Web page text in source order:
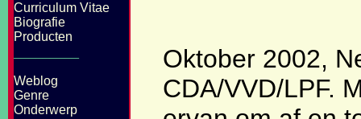
Curriculum Vitae
Biografie
Producten
Weblog
Genre
Onderwerp
Oktober 2002,
CDA/VVD/LPF.